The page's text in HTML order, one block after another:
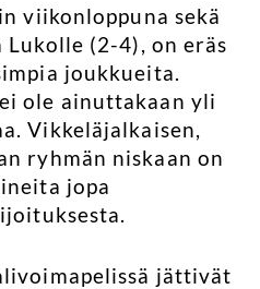
viikonloppuna sekä
(2-4), on eräs
joukkueita.
ole ainuttakaan yli
Vikkeläjalkaisen,
ryhmän niskaan on
jopa
jättivät